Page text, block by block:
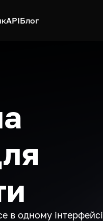
APIБлог
в одному інтерфейсі